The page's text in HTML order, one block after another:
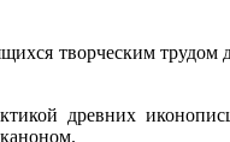
творческим трудом
древних